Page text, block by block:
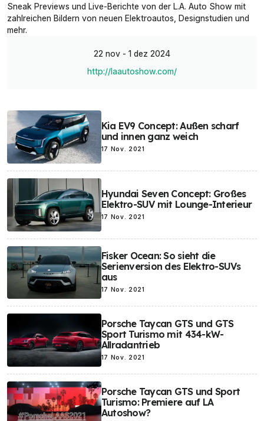
Sneak Previews und Live-Berichte von der L.A. Auto Show mit
zahlreichen Bildern von neuen Elektroautos, Designstudien und
mehr.
22 nov - 1 dez 2024
http://laautoshow.com/
Kia EV9 Concept: Außen scharf
und innen ganz weich
17 Nov. 2021
Hyundai Seven Concept: Großes
Elektro-SUV mit Lounge-Interieur
17 Nov. 2021
Fisker Ocean: So sieht die
Serienversion des Elektro-SUVs
aus
17 Nov. 2021
Porsche Taycan GTS und GTS
Sport Turismo mit 434-kW-
Allradantrieb
17 Nov. 2021
Porsche Taycan GTS und Sport
Turismo: Premiere auf LA
Autoshow?